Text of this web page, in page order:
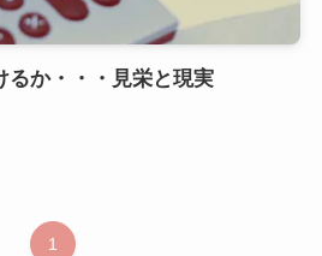
るか・・・見栄と現実
1